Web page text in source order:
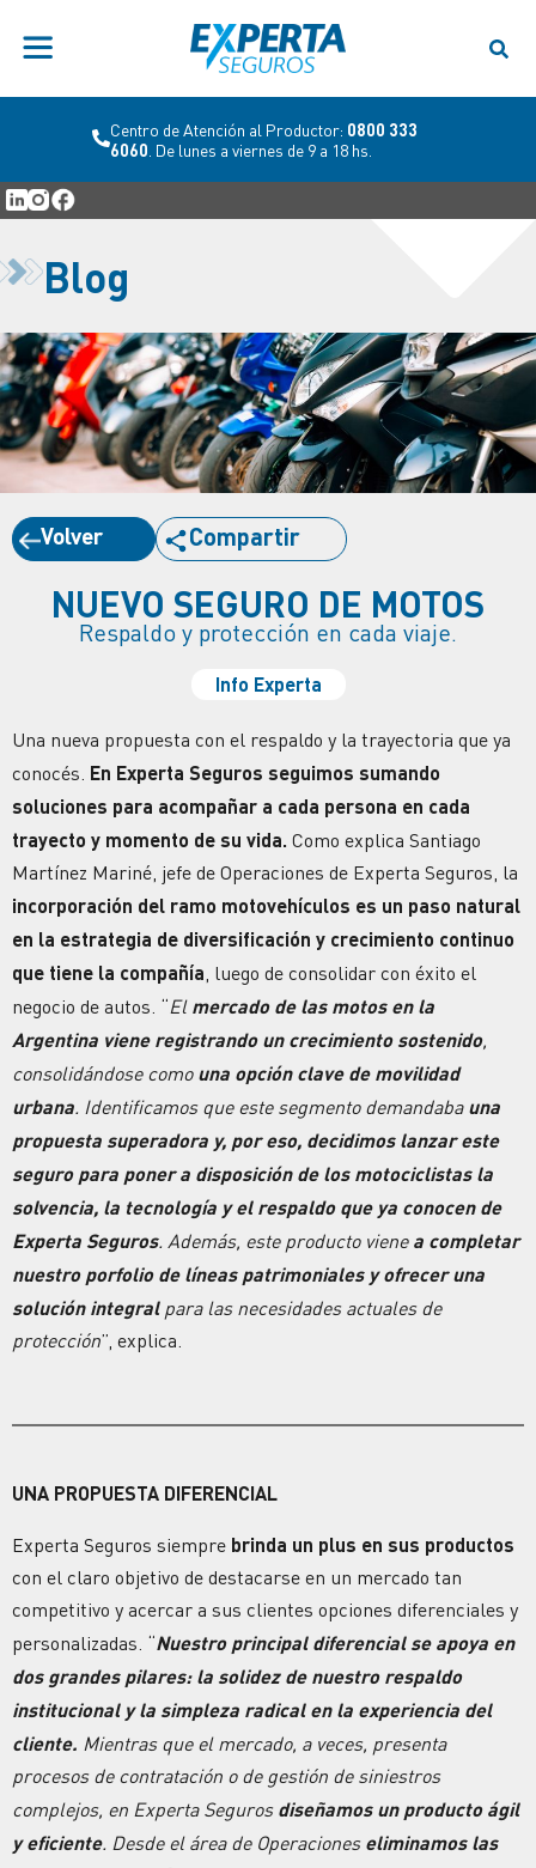
Centro de Atención al Productor: 0800 333
6060 . De lunes a viernes de 9 a 18 hs.
Blog
Volver Compartir
NUEVO SEGURO DE MOTOS
Respaldo y protección en cada viaje.
Info Experta
Una nueva propuesta con el respaldo y la trayectoria que ya
conocés. En Experta Seguros seguimos sumando
soluciones para acompañar a cada persona en cada
trayecto y momento de su vida. Como explica Santiago
Martínez Mariné, jefe de Operaciones de Experta Seguros, la
incorporación del ramo motovehículos es un paso natural
en la estrategia de diversificación y crecimiento continuo
que tiene la compañía , luego de consolidar con éxito el
negocio de autos. “El mercado de las motos en la
Argentina viene registrando un crecimiento sostenido,
consolidándose como una opción clave de movilidad
urbana. Identificamos que este segmento demandabauna
propuesta superadora y, por eso, decidimos lanzar este
seguro para poner a disposición de los motociclistas la
solvencia, la tecnología y el respaldo que ya conocen de
Experta Seguros. Además, este producto viene a completar
nuestro porfolio de líneas patrimoniales y ofrecer una
solución integralpara las necesidades actuales de
protección”, explica.
UNA PROPUESTA DIFERENCIAL
Experta Seguros siempre brinda un plus en sus productos
con el claro objetivo de destacarse en un mercado tan
competitivo y acercar a sus clientes opciones diferenciales y
personalizadas. “Nuestro principal diferencial se apoya en
dos grandes pilares: la solidez de nuestro respaldo
institucional y la simpleza radical en la experiencia del
cliente. Mientras que el mercado, a veces, presenta
procesos de contratación o de gestión de siniestros
complejos, en Experta Seguros diseñamos un producto ágil
y eficiente. Desde el área de Operaciones eliminamos las